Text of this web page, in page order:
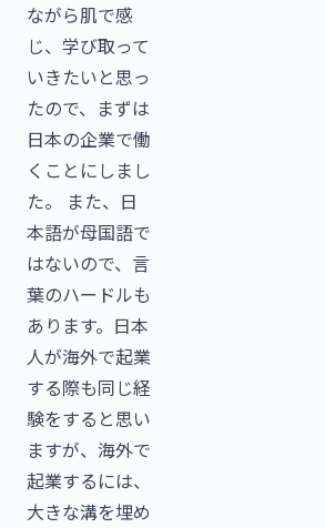
ながら肌で感
じ、学び取って
いきたいと思っ
たので、まずは
日本の企業で働
くことにしまし
た。 また、日
本語が母国語で
はないので、言
葉のハードルも
あります。日本
人が海外で起業
する際も同じ経
験をすると思い
ますが、海外で
起業するには、
大きな溝を埋め